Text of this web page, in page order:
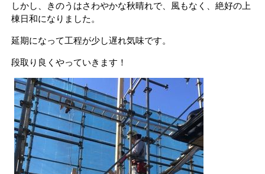
しかし、きのうはさわやかな秋晴れで、風もなく、絶好の上
棟日和になりました。
延期になって工程が少し遅れ気味です。
段取り良くやっていきます！